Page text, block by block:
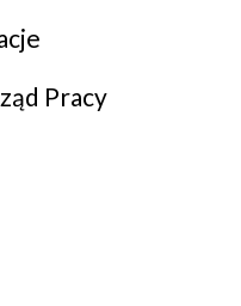
Pracy